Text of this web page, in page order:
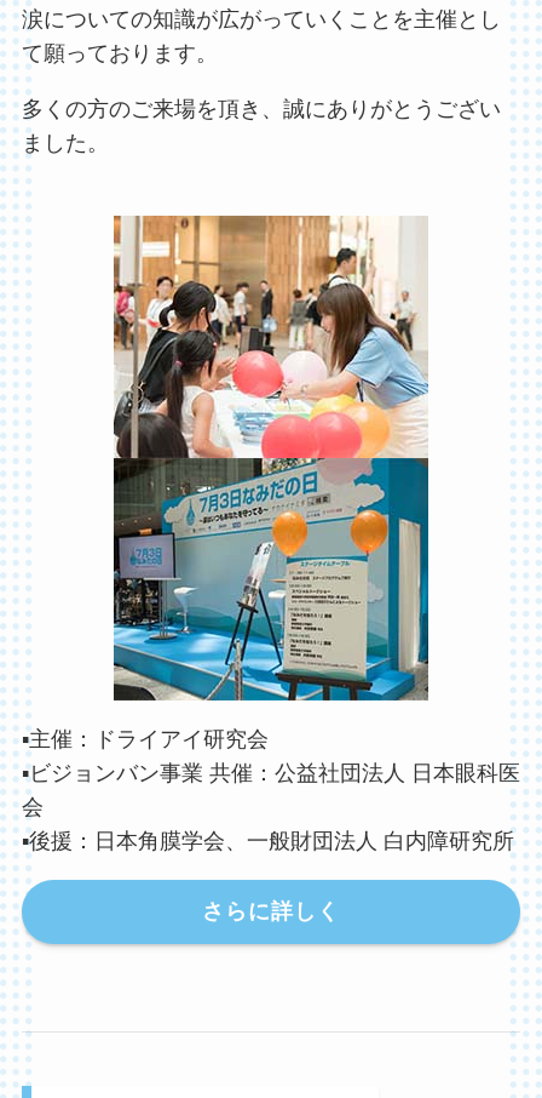
涙についての知識が広がっていくことを主催とし
て願っております。
多くの方のご来場を頂き、誠にありがとうござい
ました。
▪️主催：ドライアイ研究会
▪️ビジョンバン事業 共催：公益社団法人 日本眼科医
会
▪️後援：日本角膜学会、一般財団法人 白内障研究所
さらに詳しく